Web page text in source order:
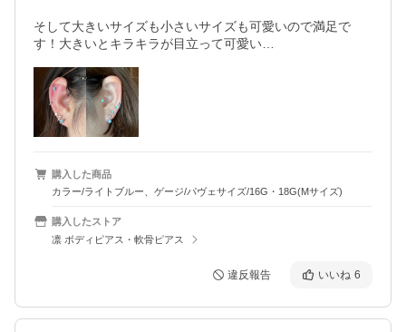
そして大きいサイズも小さいサイズも可愛いので満足で
す！大きいとキラキラが目立って可愛い…
購入した商品
カラー/ライトブルー、ゲージ/パヴェサイズ/16G・18G(Mサイズ)
購入したストア
凛 ボディピアス・軟骨ピアス
違反報告 いいね 6